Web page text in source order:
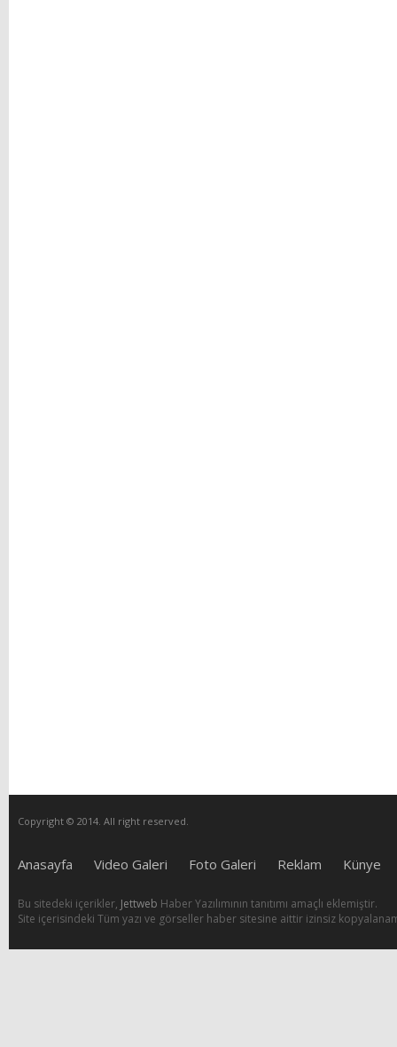
Copyright © 2014. All right reserved.
Anasayfa Video Galeri Foto Galeri Reklam Künye
Bu sitedeki içerikler, Jettweb Haber Yazılımının tanıtımı amaçlı eklemiştir.
Site içerisindeki Tüm yazı ve görseller haber sitesine aittir izinsiz